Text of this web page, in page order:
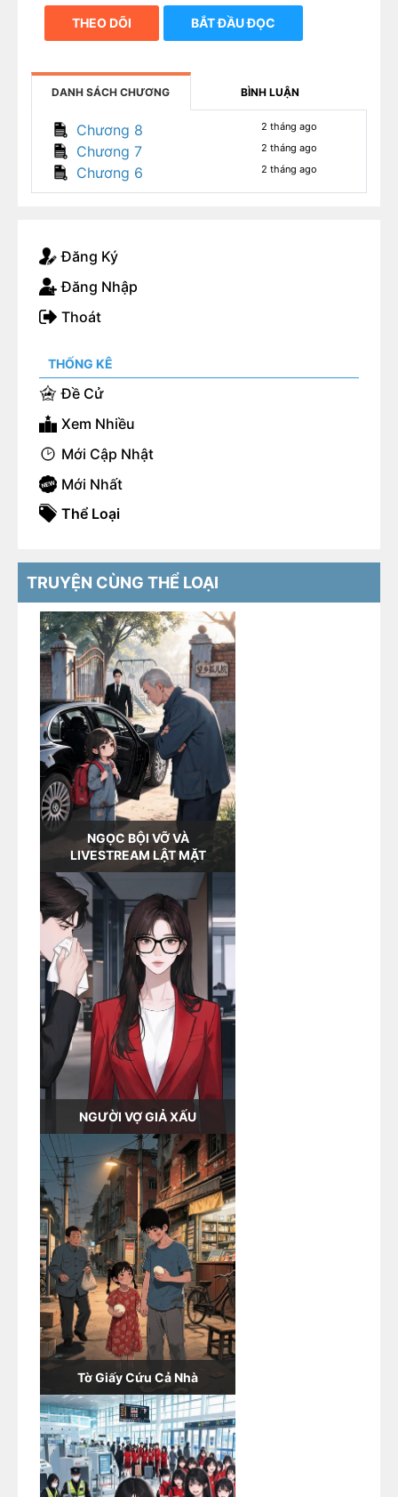
THEO DÕI BẮT ĐẦU ĐỌC
DANH SÁCH CHƯƠNG BÌNH LUẬN
Chương 8 2 tháng ago
Chương 7 2 tháng ago
Chương 6 2 tháng ago
Đăng Ký
Đăng Nhập
Thoát
THỐNG KÊ
Đề Cử
Xem Nhiều
Mới Cập Nhật
Mới Nhất
Thể Loại
TRUYỆN CÙNG THỂ LOẠI
NGỌC BỘI VỠ VÀ
LIVESTREAM LẬT MẶT
NGƯỜI VỢ GIẢ XẤU
Tờ Giấy Cứu Cả Nhà